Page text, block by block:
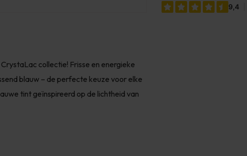
collectie! Frisse en energieke
blauw – de perfecte keuze voor elke
tint geïnspireerd op de lichtheid van